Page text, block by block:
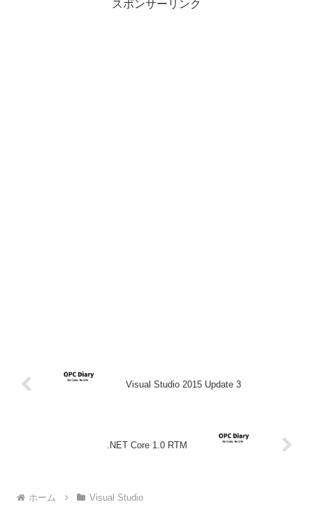
スポンサーリンク
Visual Studio 2015 Update 3
.NET Core 1.0 RTM
ホーム Visual Studio